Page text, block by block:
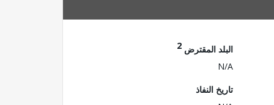
البلد المقترض 2
N/A
تاريخ النفاذ